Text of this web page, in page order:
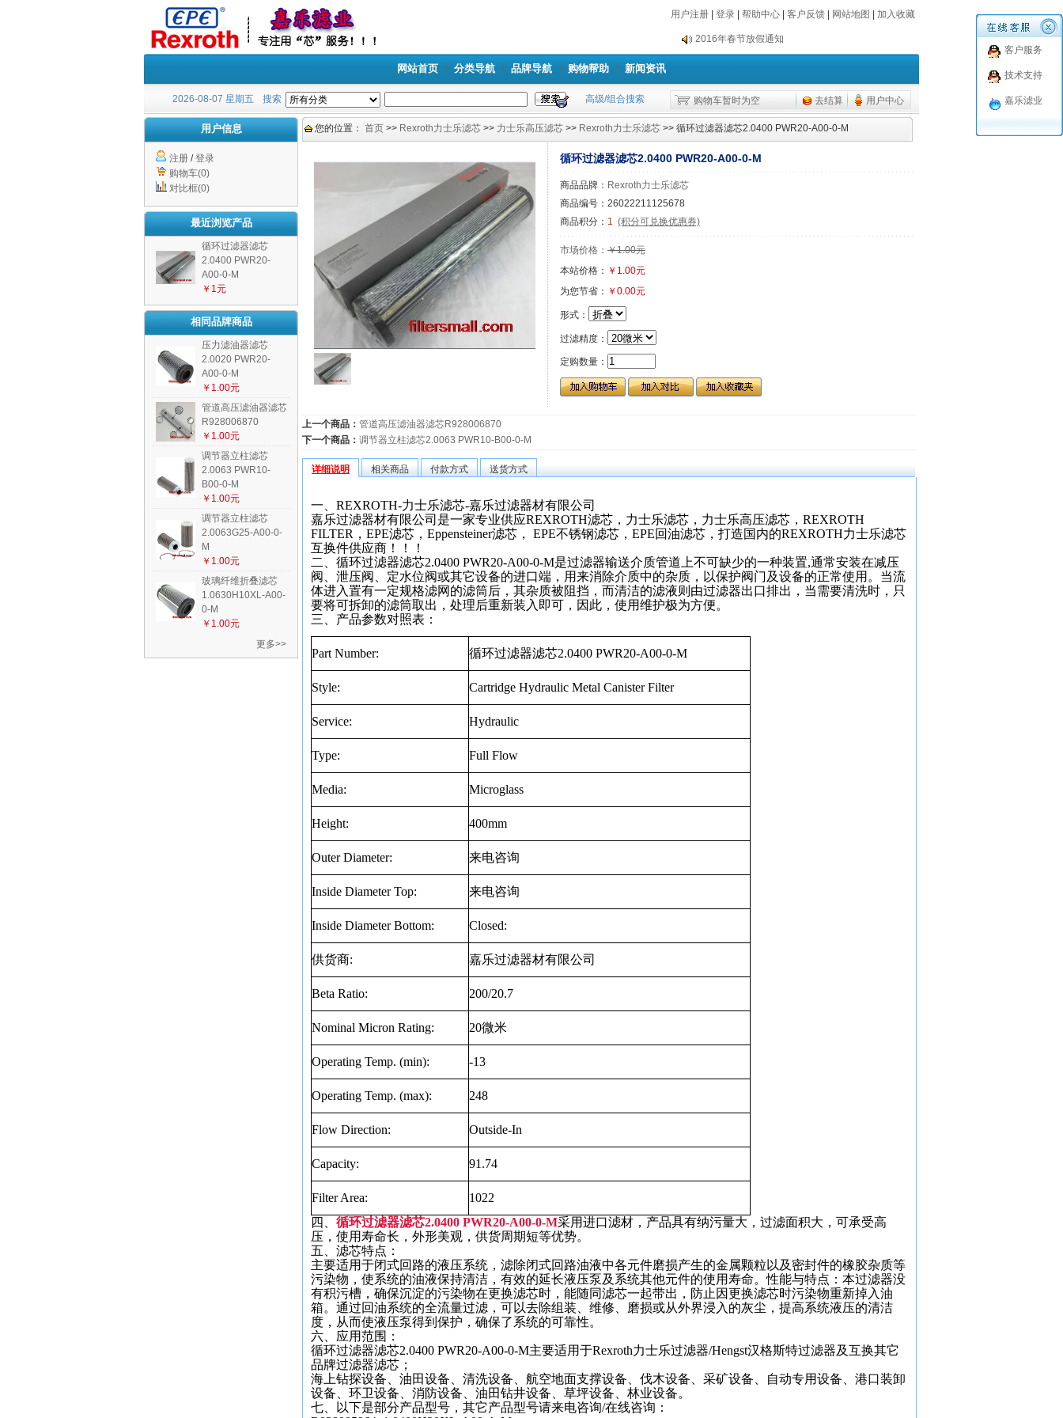
用户注册 登录 帮助中心 客户反馈 网站地图 加入收藏
2016年春节放假通知
网站首页 分类导航 品牌导航 购物帮助 新闻资讯
2026-08-07 星期五 搜索 高级/组合搜索 购物车暂时为空 去结算 用户中心
客户服务
技术支持
嘉乐滤业
用户信息
注册 /登录
购物车(0)
对比框(0)
最近浏览产品
循环过滤器滤芯
2.0400 PWR20-
A00-0-M
￥1元
相同品牌商品
压力滤油器滤芯
2.0020 PWR20-
A00-0-M
￥1.00元
管道高压滤油器滤芯
R928006870
￥1.00元
调节器立柱滤芯
2.0063 PWR10-
B00-0-M
￥1.00元
调节器立柱滤芯
2.0063G25-A00-0-
M
￥1.00元
玻璃纤维折叠滤芯
1.0630H10XL-A00-
0-M
￥1.00元
更多>>
您的位置： 首页 >> Rexroth力士乐滤芯 >> 力士乐高压滤芯 >> Rexroth力士乐滤芯 >> 循环过滤器滤芯2.0400 PWR20-A00-0-M
循环过滤器滤芯2.0400 PWR20-A00-0-M
商品品牌： Rexroth力士乐滤芯
商品编号：26022211125678
商品积分： 1 (积分可兑换优惠券)
市场价格： ￥1.00元
本站价格： ￥1.00元
为您节省： ￥0.00元
形式：
过滤精度：
定购数量：
上一个商品： 管道高压滤油器滤芯R928006870
下一个商品： 调节器立柱滤芯2.0063 PWR10-B00-0-M
详细说明 相关商品 付款方式 送货方式
一、REXROTH-力士乐滤芯-嘉乐过滤器材有限公司
嘉乐过滤器材有限公司是一家专业供应REXROTH滤芯，力士乐滤芯，力士乐高压滤芯， REXROTH
FILTER ， EPE滤芯， Eppensteiner滤芯， EPE不锈钢滤芯， EPE回油滤芯，打造国内的REXROTH力士乐滤芯
互换件供应商！！！
二、循环过滤器滤芯2.0400 PWR20-A00-0-M是过滤器输送介质管道上不可缺少的一种装置,通常安装在减压
阀、泄压阀、定水位阀或其它设备的进口端，用来消除介质中的杂质，以保护阀门及设备的正常使用。当流
体进入置有一定规格滤网的滤筒后，其杂质被阻挡，而清洁的滤液则由过滤器出口排出，当需要清洗时，只
要将可拆卸的滤筒取出，处理后重新装入即可，因此，使用维护极为方便。
三、产品参数对照表：
Part Number: 循环过滤器滤芯2.0400 PWR20-A00-0-M
Style: Cartridge Hydraulic Metal Canister Filter
Service: Hydraulic
Type: Full Flow
Media: Microglass
Height: 400mm
Outer Diameter: 来电咨询
Inside Diameter Top: 来电咨询
Inside Diameter Bottom: Closed:
供货商: 嘉乐过滤器材有限公司
Beta Ratio: 200/20.7
Nominal Micron Rating: 20微米
Operating Temp. (min): -13
Operating Temp. (max): 248
Flow Direction: Outside-In
Capacity: 91.74
Filter Area:
1022
四、 循环过滤器滤芯2.0400 PWR20-A00-0-M采用进口滤材，产品具有纳污量大，过滤面积大，可承受高
压，使用寿命长，外形美观，供货周期短等优势。
五、滤芯特点：
主要适用于闭式回路的液压系统，滤除闭式回路油液中各元件磨损产生的金属颗粒以及密封件的橡胶杂质等
污染物，使系统的油液保持清洁，有效的延长液压泵及系统其他元件的使用寿命。性能与特点：本过滤器没
有积污槽，确保沉淀的污染物在更换滤芯时，能随同滤芯一起带出，防止因更换滤芯时污染物重新掉入油
箱。通过回油系统的全流量过滤，可以去除组装、维修、磨损或从外界浸入的灰尘，提高系统液压的清洁
度，从而使液压泵得到保护，确保了系统的可靠性。
六、应用范围：
循环过滤器滤芯2.0400 PWR20-A00-0-M主要适用于Rexroth力士乐过滤器/Hengst汉格斯特过滤器及互换其它
品牌过滤器滤芯；
海上钻探设备、油田设备、清洗设备、航空地面支撑设备、伐木设备、采矿设备、自动专用设备、港口装卸
设备、环卫设备、消防设备、油田钻井设备、草坪设备、林业设备。
七、以下是部分产品型号，其它产品型号请来电咨询/在线咨询：